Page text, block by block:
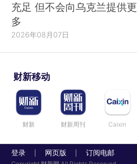
充足 但不会向乌克兰提供更
多
2026年08月07日
财新移动
财新 财新周刊 Caixin
登录 网页版 订阅电邮